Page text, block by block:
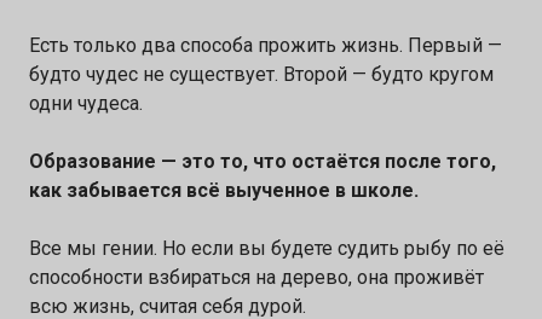
Есть только два способа прожить жизнь. Первый —
будто чудес не существует. Второй — будто кругом
одни чудеса.
Образование — это то, что остаётся после того,
как забывается всё выученное в школе.
Все мы гении. Но если вы будете судить рыбу по её
способности взбираться на дерево, она проживёт
всю жизнь, считая себя дурой.